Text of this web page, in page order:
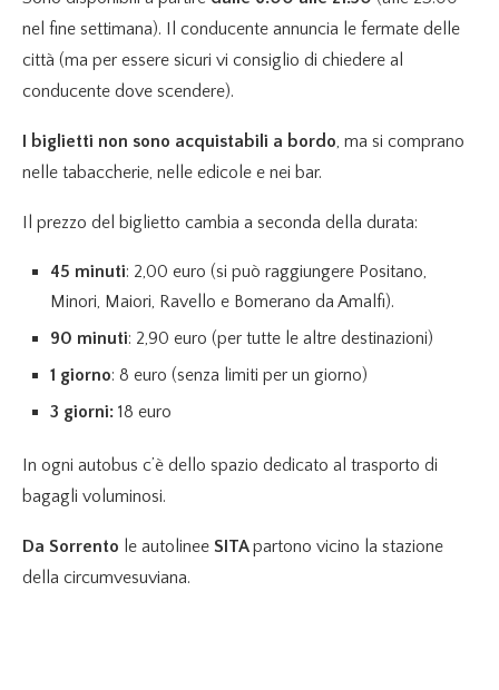
nel fine settimana). Il conducente annuncia le fermate delle
città (ma per essere sicuri vi consiglio di chiedere al
conducente dove scendere).
I biglietti non sono acquistabili a bordo, ma si comprano
nelle tabaccherie, nelle edicole e nei bar.
Il prezzo del biglietto cambia a seconda della durata:
45 minuti: 2,00 euro (si può raggiungere Positano,
Minori, Maiori, Ravello e Bomerano da Amalfi).
90 minuti: 2,90 euro (per tutte le altre destinazioni)
1 giorno: 8 euro (senza limiti per un giorno)
3 giorni: 18 euro
In ogni autobus c’è dello spazio dedicato al trasporto di
bagagli voluminosi.
Da Sorrento le autolinee SITApartono vicino la stazione
della circumvesuviana.